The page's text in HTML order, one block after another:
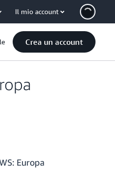
Il mio account
Crea un account
Europa